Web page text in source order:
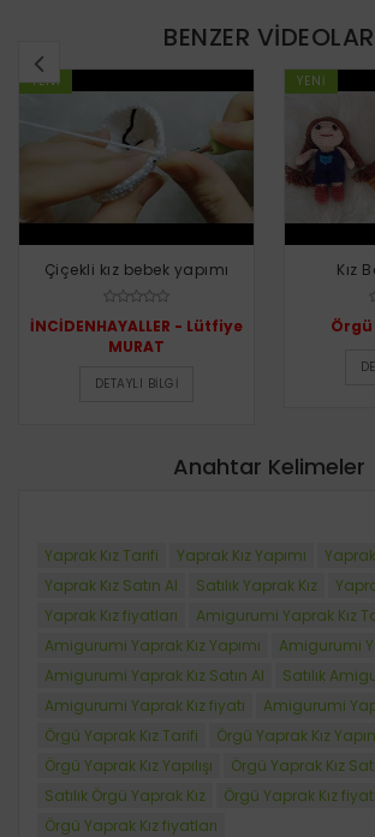
BENZER VİDEOLAR
YENI
Çiçekli kız bebek yapımı
İNCİDENHAYALLER - Lütfiye
MURAT
DETAYLI BILGI
YENI
Kız
Örgü
Anahtar Kelimeler
Yaprak Kız Tarifi Yaprak Kız Yapımı
Yaprak
Yaprak Kız Satın Al
Satılık Yaprak Kız
Yaprak Kız fiyatları
Amigurumi Yaprak Kız
Amigurumi Yaprak Kız Yapımı
Amigurumi
Amigurumi Yaprak Kız Satın Al
Satılık
Amigurumi Yaprak Kız fiyatı
Amigurumi
Örgü Yaprak Kız Tarifi
Örgü Yaprak Kız
Örgü Yaprak Kız Yapılışı
Örgü Yaprak Kız
Satılık Örgü Yaprak Kız
Örgü Yaprak Kız fiyatı
Örgü Yaprak Kız fiyatları